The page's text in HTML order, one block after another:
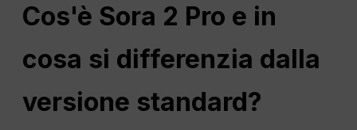
Cos'è Sora 2 Pro e in
cosa si differenzia dalla
versione standard?